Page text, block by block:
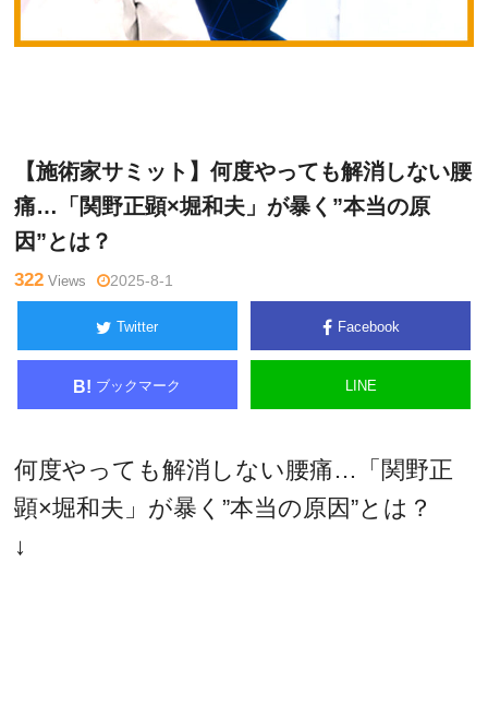
【施術家サミット】何度やっても解消しない腰
痛…「関野正顕×堀和夫」が暴く”本当の原
因”とは？
322 Views 2025-8-1
Twitter Facebook
B! ブックマーク LINE
何度やっても解消しない腰痛…「関野正
顕×堀和夫」が暴く”本当の原因”とは？
↓